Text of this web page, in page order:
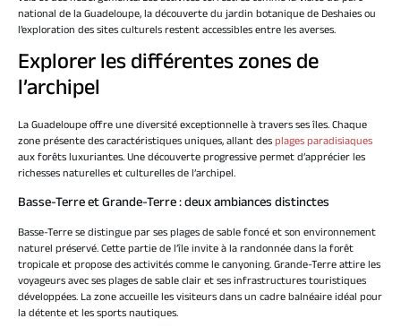
national de la Guadeloupe, la découverte du jardin botanique de Deshaies ou
l’exploration des sites culturels restent accessibles entre les averses.
Explorer les différentes zones de
l’archipel
La Guadeloupe offre une diversité exceptionnelle à travers ses îles. Chaque
zone présente des caractéristiques uniques, allant desplages paradisiaques
aux forêts luxuriantes. Une découverte progressive permet d’apprécier les
richesses naturelles et culturelles de l’archipel.
Basse-Terre et Grande-Terre : deux ambiances distinctes
Basse-Terre se distingue par ses plages de sable foncé et son environnement
naturel préservé. Cette partie de l’île invite à la randonnée dans la forêt
tropicale et propose des activités comme le canyoning. Grande-Terre attire les
voyageurs avec ses plages de sable clair et ses infrastructures touristiques
développées. La zone accueille les visiteurs dans un cadre balnéaire idéal pour
la détente et les sports nautiques.